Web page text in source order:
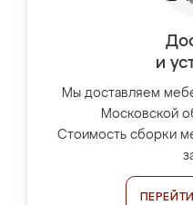
и
Мы доставляем
Московской
Стоимость сборки